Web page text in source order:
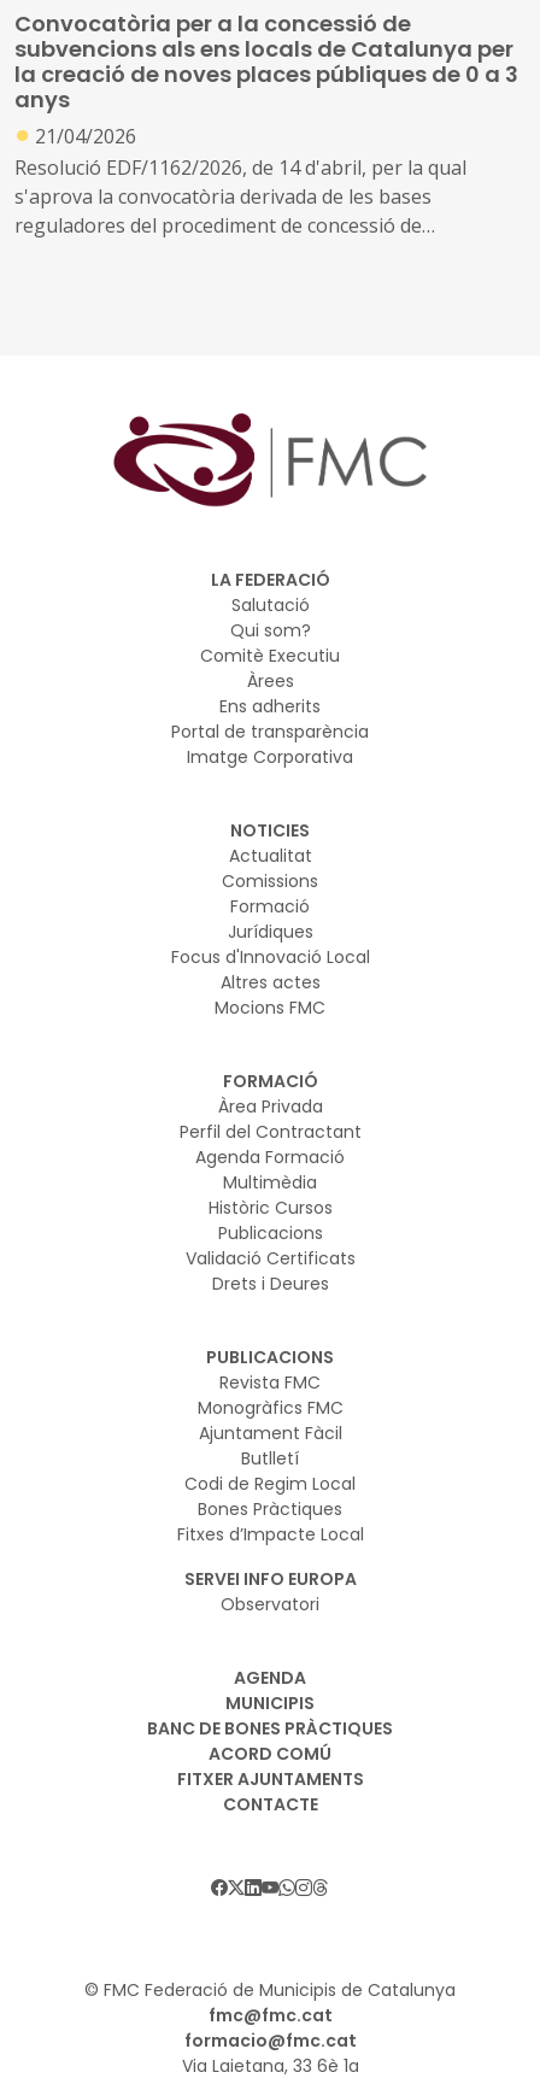
l’experiència i els aprenentatges assolits
Bigues i Riells del Fai, Montornès del Vallès, Barberà del
Vallès, Santa Coloma de Gramenet, Centelles, Manlleu,
Vilanova del Camí i Sant Boi de Llobregat van fer la
setena trobada del projecte, centrada en l’avaluació dels
programes que posaran en marxa
Convocatòria per a la concessió de
subvencions als ens locals de Catalunya per
la creació de noves places públiques de 0 a 3
anys
● 21/04/2026
Resolució EDF/1162/2026, de 14 d'abril, per la qual
s'aprova la convocatòria derivada de les bases
reguladores del procediment de concessió de
resiliència, finançat per la Unió Europea-Next
Generation EU
LA FEDERACIÓ
Salutació
Qui som?
Comitè Executiu
Àrees
Ens adherits
Portal de transparència
Imatge Corporativa
NOTICIES
Actualitat
Comissions
Formació
Jurídiques
Focus d'Innovació Local
Altres actes
Mocions FMC
FORMACIÓ
Àrea Privada
Perfil del Contractant
Agenda Formació
Multimèdia
Històric Cursos
Publicacions
Validació Certificats
Drets i Deures
PUBLICACIONS
Revista FMC
Monogràfics FMC
Ajuntament Fàcil
Butlletí
Codi de Regim Local
Bones Pràctiques
Fitxes d’Impacte Local
SERVEI INFO EUROPA
Observatori
AGENDA
MUNICIPIS
BANC DE BONES PRÀCTIQUES
ACORD COMÚ
FITXER AJUNTAMENTS
CONTACTE
© FMC Federació de Municipis de Catalunya
fmc@fmc.cat
formacio@fmc.cat
Via Laietana, 33 6è 1a